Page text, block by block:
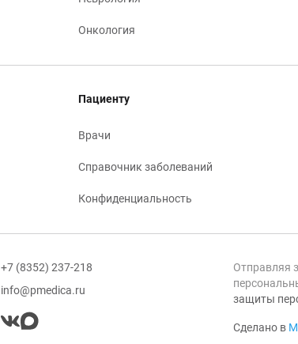
Онкология
Пациенту
Врачи
Справочник заболеваний
Конфиденциальность
+7 (8352) 237-218
info@pmedica.ru
Отправляя
защиты
Сделано в